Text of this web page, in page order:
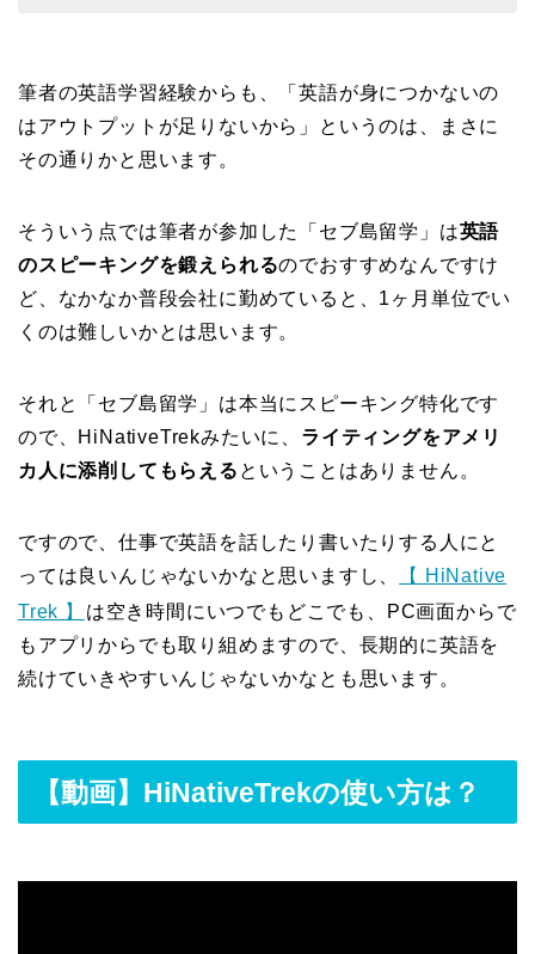
筆者の英語学習経験からも、「英語が身につかないの
はアウトプットが足りないから」というのは、まさに
その通りかと思います。
そういう点では筆者が参加した「セブ島留学」は英語
のスピーキングを鍛えられるのでおすすめなんですけ
ど、なかなか普段会社に勤めていると、1ヶ月単位でい
くのは難しいかとは思います。
それと「セブ島留学」は本当にスピーキング特化です
ので、HiNativeTrekみたいに、 ライティングをアメリ
カ人に添削してもらえる ということはありません。
ですので、仕事で英語を話したり書いたりする人にと
っては良いんじゃないかなと思いますし、
【 HiNative
Trek 】
は空き時間にいつでもどこでも、PC画面からで
もアプリからでも取り組めますので、長期的に英語を
続けていきやすいんじゃないかなとも思います。
【動画】HiNativeTrekの使い方は？